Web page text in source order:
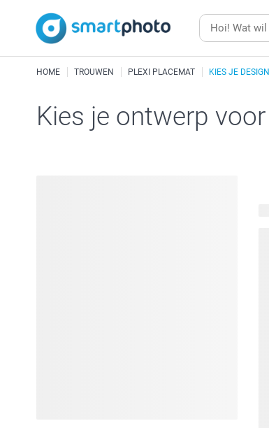
HOME TROUWEN PLEXI PLACEMAT KIES JE DESIGN
Kies je ontwerp voor